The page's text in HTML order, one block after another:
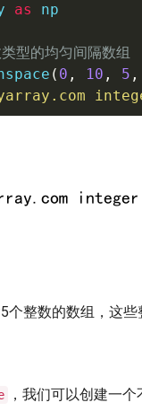
as np
型的均匀间隔数组
( 0 , 10 , 5 ,
整数的数组，这些
，我们可以创建一